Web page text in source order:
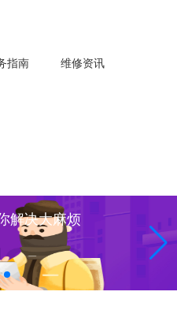
指南 维修资讯
解决大麻烦